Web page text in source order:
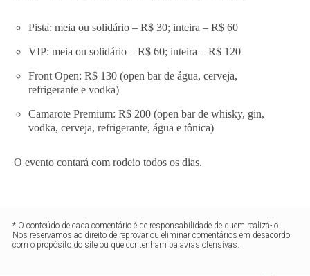
Pista: meia ou solidário – R$ 30; inteira – R$ 60
VIP: meia ou solidário – R$ 60; inteira – R$ 120
Front Open: R$ 130 (open bar de água, cerveja,
refrigerante e vodka)
Camarote Premium: R$ 200 (open bar de whisky, gin,
vodka, cerveja, refrigerante, água e tônica)
O evento contará com rodeio todos os dias.
* O conteúdo de cada comentário é de responsabilidade de quem realizá-lo.
Nos reservamos ao direito de reprovar ou eliminar comentários em desacordo
com o propósito do site ou que contenham palavras ofensivas.